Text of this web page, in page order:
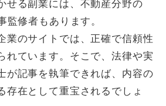
せる副業には、不動産分野の
監修者もあります。
業のサイトでは、正確で信頼性
れています。そこで、法律や実
が記事を執筆できれば、内容の
存在として重宝されるでしょ